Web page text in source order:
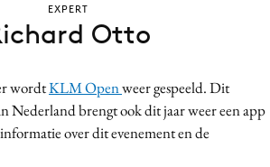
wordtKLM Openweer gespeeld. Dit
Nederland brengt ook dit jaar weer een app
over dit evenement en de
EXPERT
Otto